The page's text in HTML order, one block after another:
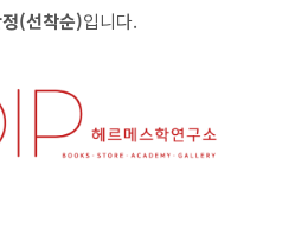
(선착순)​입니다.